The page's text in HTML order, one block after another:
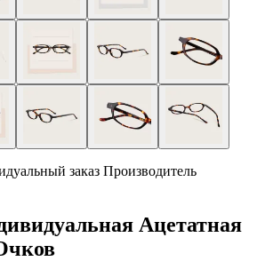
заказ Производитель
Ацетатная